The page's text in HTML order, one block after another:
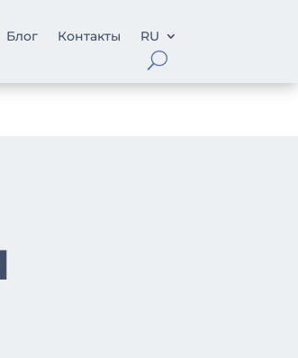
Блог Контакты RU